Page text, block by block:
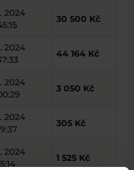
2024
30 500 Kč
2024
44 164 Kč
2024
3 050 Kč
2024
305 Kč
2024
1 525 Kč